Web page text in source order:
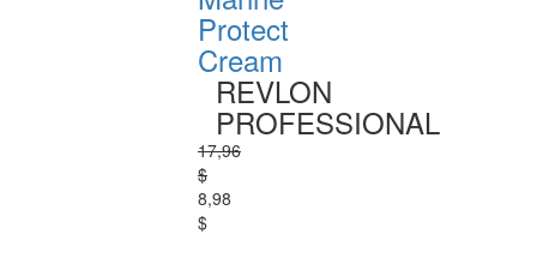
Protect
Cream
REVLON
PROFESSIONAL
17,96
$
8,98
$